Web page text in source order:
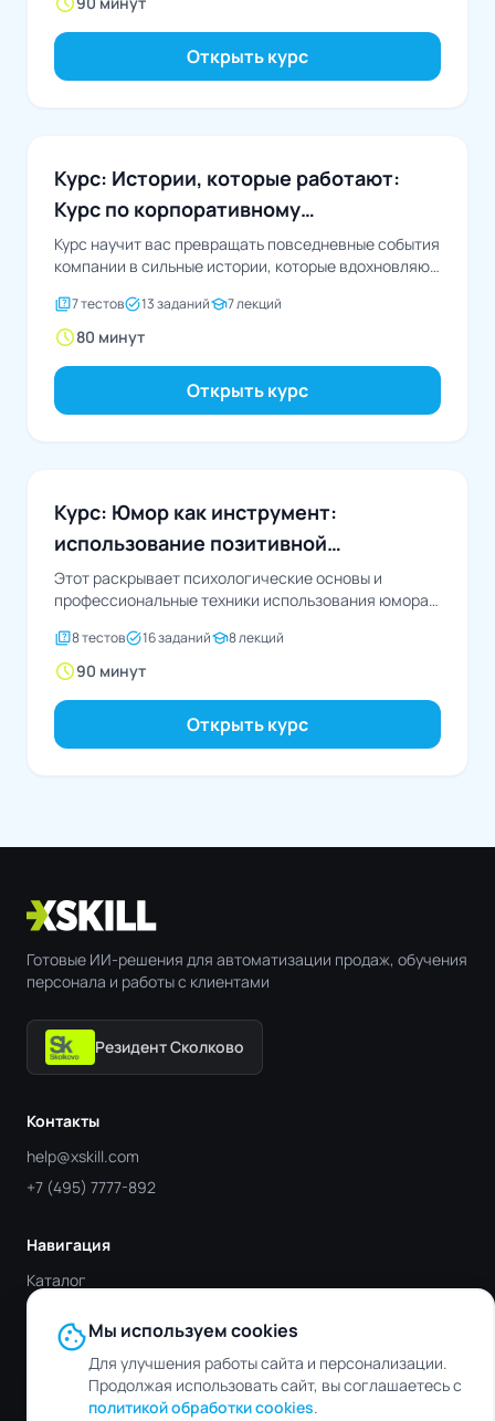
Открыть курс
Коммуникации и нетворкинг
Курс: Истории, которые работают:
Курс по корпоративному
сторителлингу
Курс научит вас превращать повседневные события
компании в сильные истории, которые вдохновляют,
quiz7 тестовtask_alt13 заданийschool7 лекций
schedule80 минут
Открыть курс
Коммуникации и нетворкинг
Курс: Юмор как инструмент:
использование позитивной
коммуникации
Этот раскрывает психологические основы и
профессиональные техники использования юмора
деловой...
quiz8 тестовtask_alt16 заданийschool8 лекций
schedule90 минут
Открыть курс
Готовые ИИ-решения для автоматизации продаж, обучения
персонала и работы с клиентами
Резидент Сколково
Контакты
help@xskill.com
+7 (495) 7777-892
Навигация
Каталог
Отрасли
Блог
Контакты
cookieМы используем cookies
Для улучшения работы сайта и персонализации.
Продолжая использовать сайт, вы соглашаетесь с
политикой обработки cookies.